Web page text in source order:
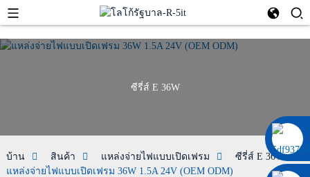
0086 13322920697
ซีรี่ส์ E 36W
บ้าน สินค้า แหล่งจ่ายไฟแบบเปิดเฟรม
ซีรี่ส์ E 36W
แหล่งจ่ายไฟแบบเปิดเฟรม 36W 1.5A 24V (OEM ODM)